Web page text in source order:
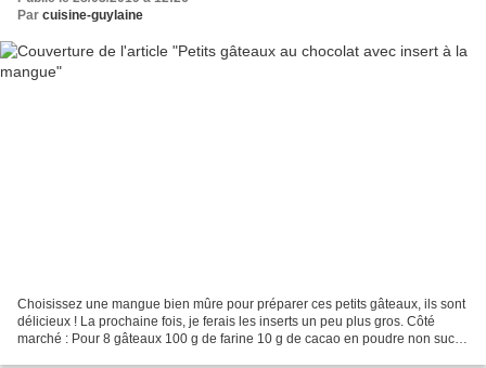
Par cuisine-guylaine
Choisissez une mangue bien mûre pour préparer ces petits gâteaux, ils sont
délicieux ! La prochaine fois, je ferais les inserts un peu plus gros. Côté
marché : Pour 8 gâteaux 100 g de farine 10 g de cacao en poudre non sucré